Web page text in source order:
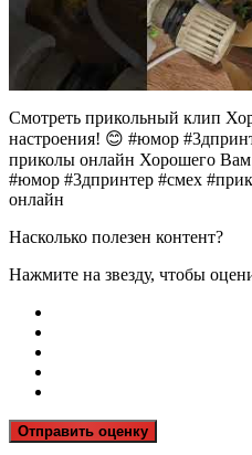
Смотреть прикольный клип
настроения! 😊 #юмор
приколы онлайн Хорошего Вам
#юмор #3дпринтер #смех
онлайн
Насколько полезен контент?
Нажмите на звезду, чтобы
Отправить оценку